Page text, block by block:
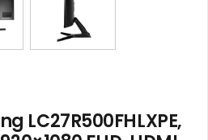
LC27R500FHLXPE,